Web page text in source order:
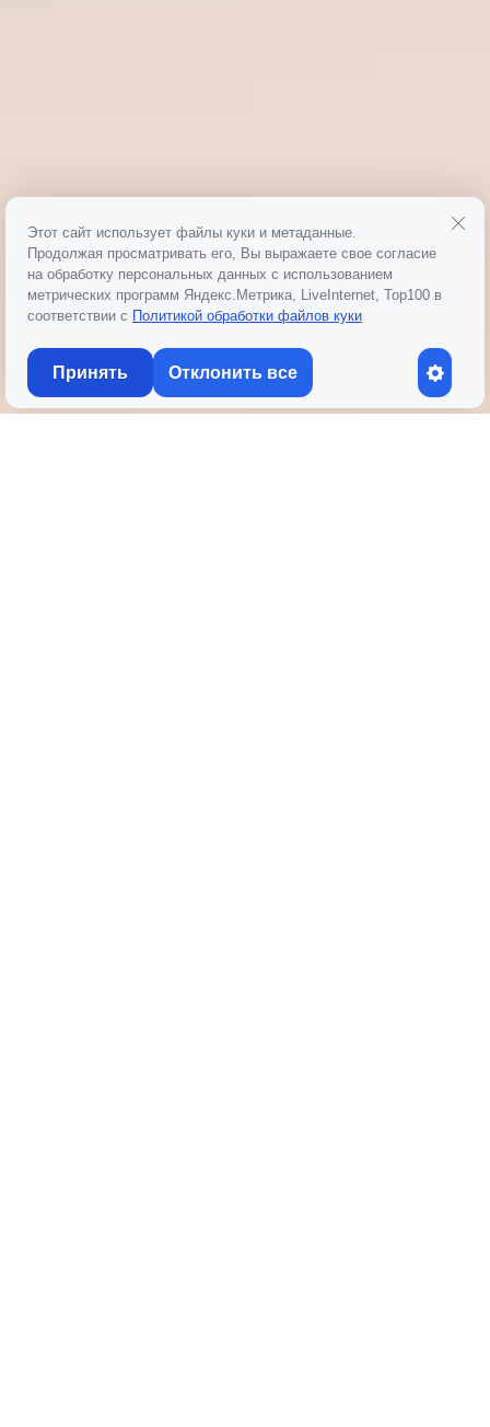
Этот сайт использует файлы куки и метаданные.
Продолжая просматривать его, Вы выражаете свое согласие
на обработку персональных данных с использованием
метрических программ Яндекс.Метрика, LiveInternet, Top100 в
соответствии с Политикой обработки файлов куки
Принять Отклонить все